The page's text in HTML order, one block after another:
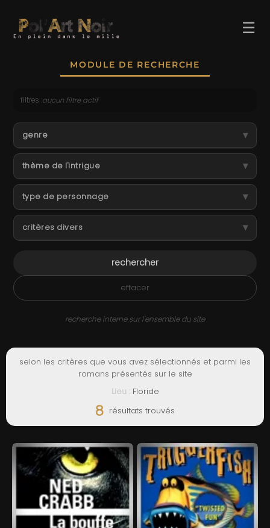
☰
ACCUEIL
TROMBINO
INDEX
RECHERCHE
BLOG
LIENS & FESTIVALS
ADMIN
MODULE DE RECHERCHE
filtres :aucun filtre actif
genre ▾
thème de l'intrigue ▾
type de personnage ▾
critères divers ▾
effacer
recherche interne sur l'ensemble du site
selon les critères que vous avez sélectionnés et parmi les
romans présentés sur le site
Lieu :Floride
8 résultats trouvés